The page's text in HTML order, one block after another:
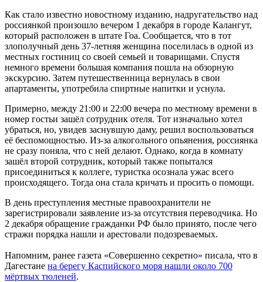
Как стало известно новостному изданию, надругательство над
россиянкой произошло вечером 1 декабря в городе Калангут,
который расположен в штате Гоа. Сообщается, что в тот
злополучный день 37-летняя женщина поселилась в одной из
местных гостиниц со своей семьей и товарищами. Спустя
немного времени большая компания пошла на обзорную
экскурсию. Затем путешественница вернулась в свои
апартаменты, употребила спиртные напитки и уснула.
Примерно, между 21:00 и 22:00 вечера по местному времени в
номер гостьи зашёл сотрудник отеля. Тот изначально хотел
убраться, но, увидев заснувшую даму, решил воспользоваться
её беспомощностью. Из-за алкогольного опьянения, россиянка
не сразу поняла, что с ней делают. Однако, когда в комнату
зашёл второй сотрудник, который также попытался
присоединиться к коллеге, туристка осознала ужас всего
происходящего. Тогда она стала кричать и просить о помощи.
В день преступления местные правоохранители не
зарегистрировали заявление из-за отсутствия переводчика. Но
2 декабря обращение гражданки РФ было принято, после чего
стражи порядка нашли и арестовали подозреваемых.
Напомним, ранее газета «Совершенно секретно» писала, что в
Дагестане на берегу Каспийского моря нашли около 700
мёртвых тюленей.